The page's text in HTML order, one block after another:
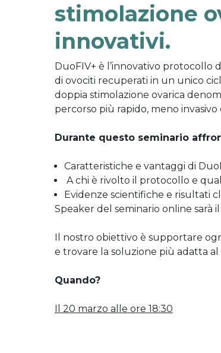
stimolazione
innovativi.
DuoFIV+ è l’innovativo
di ovociti recuperati in un unico
doppia stimolazione ovarica
percorso più rapido, meno
Durante questo seminario
Caratteristiche e vantaggi di
A chi è rivolto il protocollo e
Evidenze scientifiche e risultati
Speaker del seminario online sarà il
Il nostro obiettivo è supportare
e trovare la soluzione più adatta
Quando?
Il 20 marzo alle ore 18:30